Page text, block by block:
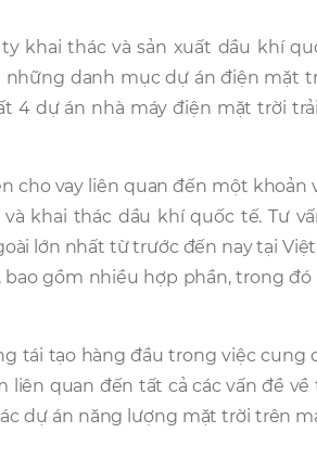
khai thác và sản xuất dầu khí
những danh mục dự án điện mặt
4 dự án nhà máy điện mặt trời
cho vay liên quan đến một khoản
khai thác dầu khí quốc tế. Tư
lớn nhất từ trước đến nay tại
gồm nhiều hợp phần, trong đó
tái tạo hàng đầu trong việc cung
liên quan đến tất cả các vấn đề về
dự án năng lượng mặt trời trên